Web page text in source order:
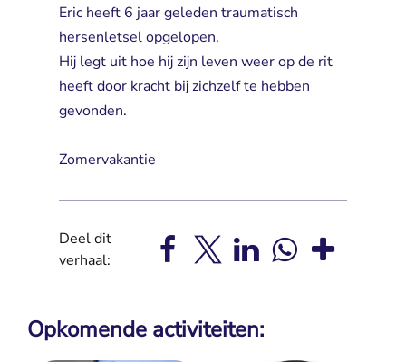
Eric heeft 6 jaar geleden traumatisch
hersenletsel opgelopen.
Hij legt uit hoe hij zijn leven weer op de rit
heeft door kracht bij zichzelf te hebben
gevonden.
Zomervakantie
Deel dit
verhaal:
Opkomende activiteiten: